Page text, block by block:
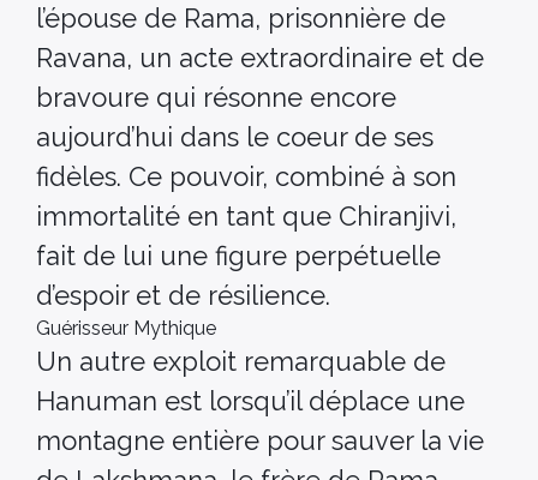
l’épouse de Rama, prisonnière de
Ravana, un acte extraordinaire et de
bravoure qui résonne encore
aujourd’hui dans le coeur de ses
fidèles. Ce pouvoir, combiné à son
immortalité en tant que Chiranjivi,
fait de lui une figure perpétuelle
d’espoir et de résilience.
Guérisseur Mythique
Un autre exploit remarquable de
Hanuman est lorsqu’il déplace une
montagne entière pour sauver la vie